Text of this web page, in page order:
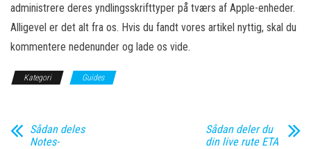
administrere deres yndlingsskrifttyper på tværs af Apple-enheder.
Alligevel er det alt fra os. Hvis du fandt vores artikel nyttig, skal du
kommentere nedenunder og lade os vide.
Kategori Guides
Sådan deles
Notes-
Sådan deler du
din live rute ETA